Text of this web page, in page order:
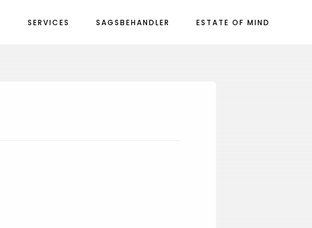
SERVICES SAGSBEHANDLER ESTATE OF MIND